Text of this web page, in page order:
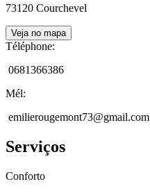
73120 Courchevel
Veja no mapa
Téléphone:
0681366386
Mél:
emilierougemont73@gmail.com
Serviços
Conforto